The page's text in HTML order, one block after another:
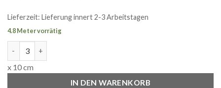
Lieferzeit: Lieferung innert 2-3 Arbeitstagen
4.8 Meter vorrätig
x 10 cm
IN DEN WARENKORB